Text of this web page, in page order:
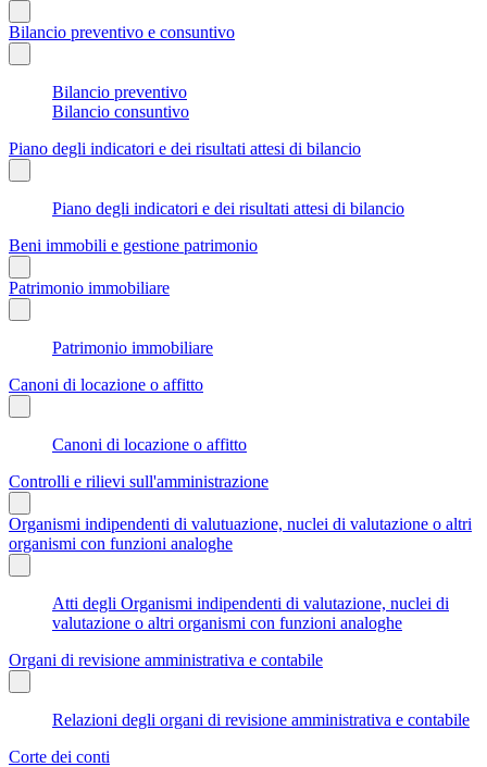
Bilancio preventivo e consuntivo
Bilancio preventivo
Bilancio consuntivo
Piano degli indicatori e dei risultati attesi di bilancio
Piano degli indicatori e dei risultati attesi di bilancio
Beni immobili e gestione patrimonio
Patrimonio immobiliare
Patrimonio immobiliare
Canoni di locazione o affitto
Canoni di locazione o affitto
Controlli e rilievi sull'amministrazione
Organismi indipendenti di valutuazione, nuclei di valutazione o altri
organismi con funzioni analoghe
Atti degli Organismi indipendenti di valutazione, nuclei di
valutazione o altri organismi con funzioni analoghe
Organi di revisione amministrativa e contabile
Relazioni degli organi di revisione amministrativa e contabile
Corte dei conti